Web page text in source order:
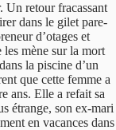
Un retour fracassant
dans le gilet pare-
d’otages et
les mène sur la mort
la piscine d’un
que cette femme a
ans. Elle a refait sa
étrange, son ex-mari
en vacances dans